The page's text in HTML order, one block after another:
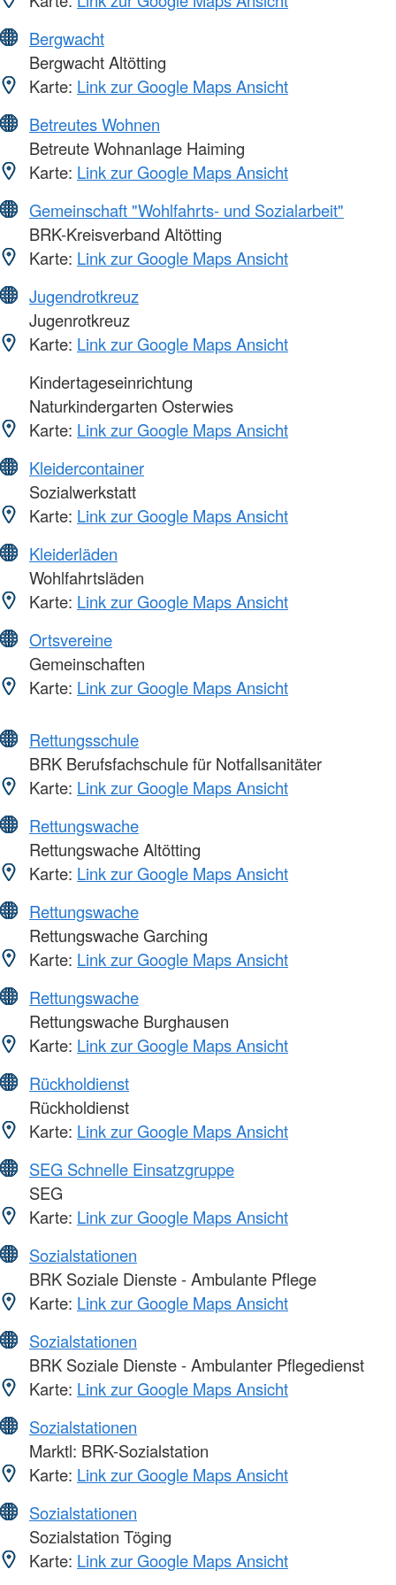
Bergwacht
Bergwacht Altötting
Karte: Link zur Google Maps Ansicht
Betreutes Wohnen
Betreute Wohnanlage Haiming
Karte: Link zur Google Maps Ansicht
Gemeinschaft "Wohlfahrts- und Sozialarbeit"
BRK-Kreisverband Altötting
Karte: Link zur Google Maps Ansicht
Jugendrotkreuz
Jugenrotkreuz
Karte: Link zur Google Maps Ansicht
Kindertageseinrichtung
Naturkindergarten Osterwies
Karte: Link zur Google Maps Ansicht
Kleidercontainer
Sozialwerkstatt
Karte: Link zur Google Maps Ansicht
Kleiderläden
Wohlfahrtsläden
Karte: Link zur Google Maps Ansicht
Ortsvereine
Gemeinschaften
Karte: Link zur Google Maps Ansicht
Rettungsschule
BRK Berufsfachschule für Notfallsanitäter
Karte: Link zur Google Maps Ansicht
Rettungswache
Rettungswache Altötting
Karte: Link zur Google Maps Ansicht
Rettungswache
Rettungswache Garching
Karte: Link zur Google Maps Ansicht
Rettungswache
Rettungswache Burghausen
Karte: Link zur Google Maps Ansicht
Rückholdienst
Rückholdienst
Karte: Link zur Google Maps Ansicht
SEG Schnelle Einsatzgruppe
SEG
Karte: Link zur Google Maps Ansicht
Sozialstationen
BRK Soziale Dienste - Ambulante Pflege
Karte: Link zur Google Maps Ansicht
Sozialstationen
BRK Soziale Dienste - Ambulanter Pflegedienst
Karte: Link zur Google Maps Ansicht
Sozialstationen
Marktl: BRK-Sozialstation
Karte: Link zur Google Maps Ansicht
Sozialstationen
Sozialstation Töging
Karte: Link zur Google Maps Ansicht